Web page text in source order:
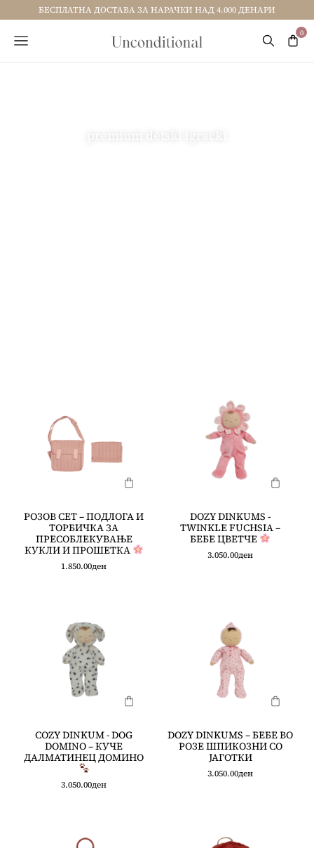
БЕСПЛАТНА ДОСТАВА ЗА НАРАЧКИ НАД 4.000 ДЕНАРИ
РОЗОВ СЕТ – ПОДЛОГА И
ТОРБИЧКА ЗА
ПРЕСОБЛЕКУВАЊЕ
КУКЛИ И ПРОШЕТКА
1.850.00ден
DOZY DINKUMS -
TWINKLE FUCHSIA –
БЕБЕ ЦВЕТЧЕ
3.050.00ден
COZY DINKUM - DOG
DOMINO – КУЧЕ
ДАЛМАТИНЕЦ ДОМИНО
3.050.00ден
DOZY DINKUMS – БЕБЕ ВО
РОЗЕ ШПИКОЗНИ СО
ЈАГОТКИ
3.050.00ден